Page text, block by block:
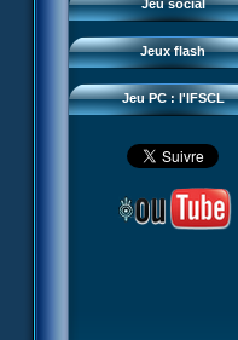
Jeu social
Jeux flash
Sector 2 Escape
Jeu PC : l'IFSCL
Téléchargements
Réseau IFSCL